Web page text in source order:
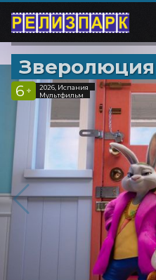
Зверолюция
6 +
2026, Испания
Мультфильм